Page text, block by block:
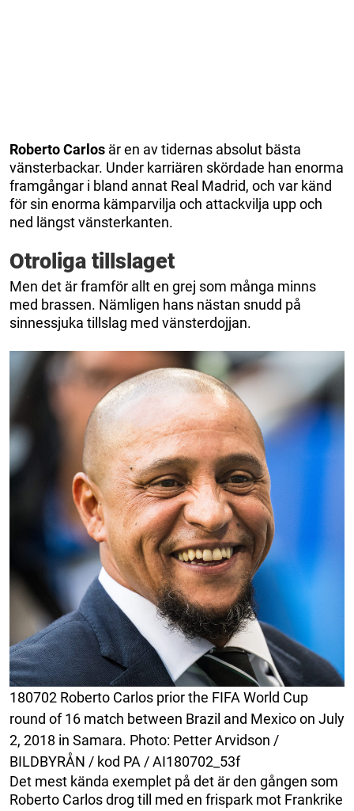
RobertoCarlos är en av tidernas absolut bästa
vänsterbackar. Under karriären skördade han enorma
framgångar i bland annat Real Madrid, och var känd
för sin enorma kämparvilja och attackvilja upp och
ned längst vänsterkanten.
Otroliga tillslaget
Men det är framför allt en grej som många minns
med brassen. Nämligen hans nästan snudd på
sinnessjuka tillslag med vänsterdojjan.
180702 Roberto Carlos prior the FIFA World Cup
round of 16 match between Brazil and Mexico on July
2, 2018 in Samara. Photo: Petter Arvidson /
BILDBYRÅN / kod PA / AI180702_53f
Det mest kända exemplet på det är den gången som
Roberto Carlos drog till med en frispark mot Frankrike